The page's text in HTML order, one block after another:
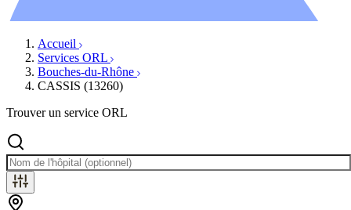
Accueil
Services ORL
Bouches-du-Rhône
CASSIS (13260)
Trouver un service ORL